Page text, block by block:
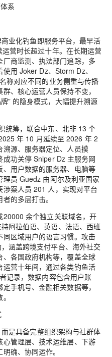
系
业化钓鱼即服务平台，最早活
营时长超过十年。在长期运营
商监测、执法部门追踪，多
用 Joker Dz、Storm Dz、
称对应不同的业务侧重与传播
、核心运营人员保持不变，
” 的隐身模式，大幅提升溯源
统筹，联合中东、北非 13 个
年 10 月延续至 2026 年 2
溯源、服务器定位、人员摸
功关停 Sniper Dz 主服务网
用户数据的服务器、电脑等
员 Guedz 由阿尔及利亚国家
案人员 201 人，实现对平台
的多层打击。
20000 余个独立关联域名，开
阿拉伯语、英语、法语、西班
区域用户的语言习惯。攻击
涵盖跨境支付平台、海外社交
各国政府机构等，覆盖全球
营十年间，通过各类钓鱼活
记录，数据内容包含用户账
手机号、金融相关数据等，
是具备完整组织架构与社群体
管理层、技术运维层、下游
确、协同运作。